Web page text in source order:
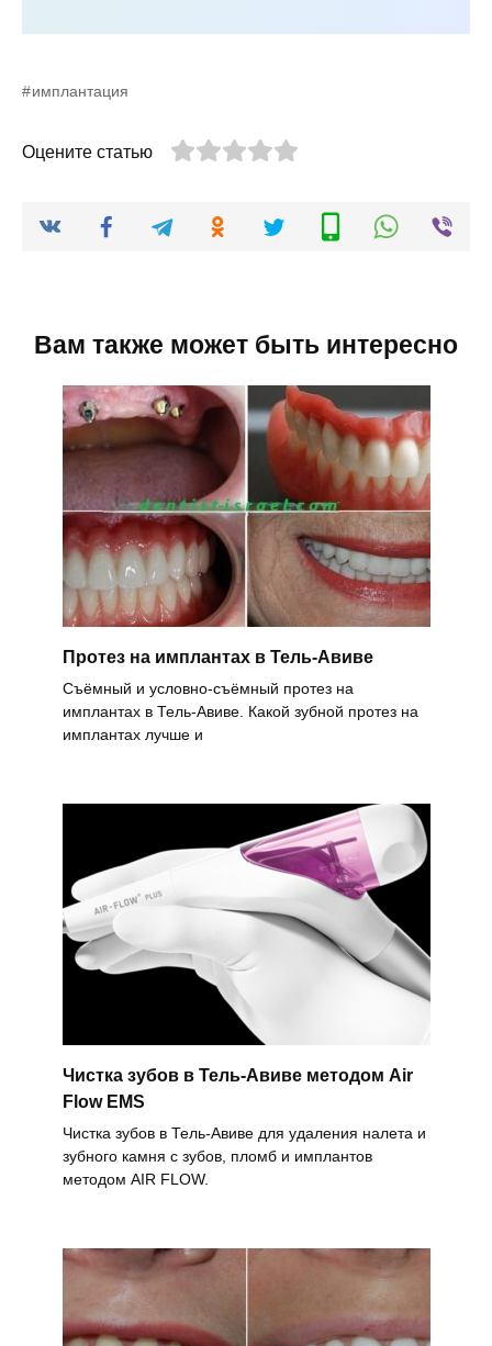
имплантация
Оцените статью
Вам также может быть интересно
Протез на имплантах в Тель-Авиве
Съёмный и условно-съёмный протез на
имплантах в Тель-Авиве. Какой зубной протез на
имплантах лучше и
Чистка зубов в Тель-Авиве методом Air
Flow EMS
Чистка зубов в Тель-Авиве для удаления налета и
зубного камня с зубов, пломб и имплантов
методом AIR FLOW.